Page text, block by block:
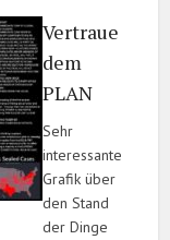
Vertraue
dem
PLAN
Sehr
interessante
Grafik über
den Stand
der Dinge